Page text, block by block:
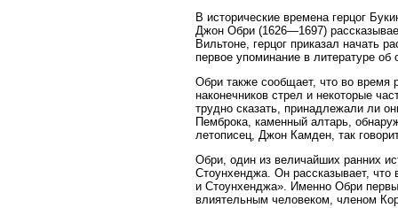
В исторические времена герцог
Джон Обри (1626—1697)
Вильтоне, герцог приказал начать
первое упоминание в литературе
Обри также сообщает, что во время
наконечников стрел и некоторые
трудно сказать, принадлежали ли
Пемброка, каменный алтарь,
летописец, Джон Камден, так
Обри, один из величайших ранних
Стоунхенджа. Он рассказывает, что
и Стоунхенджа». Именно Обри
влиятельным человеком, членом